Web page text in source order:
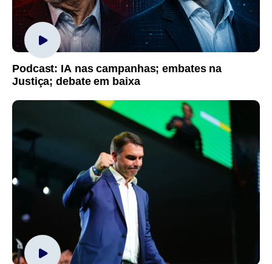
Podcast: IA nas campanhas; embates na
Justiça; debate em baixa